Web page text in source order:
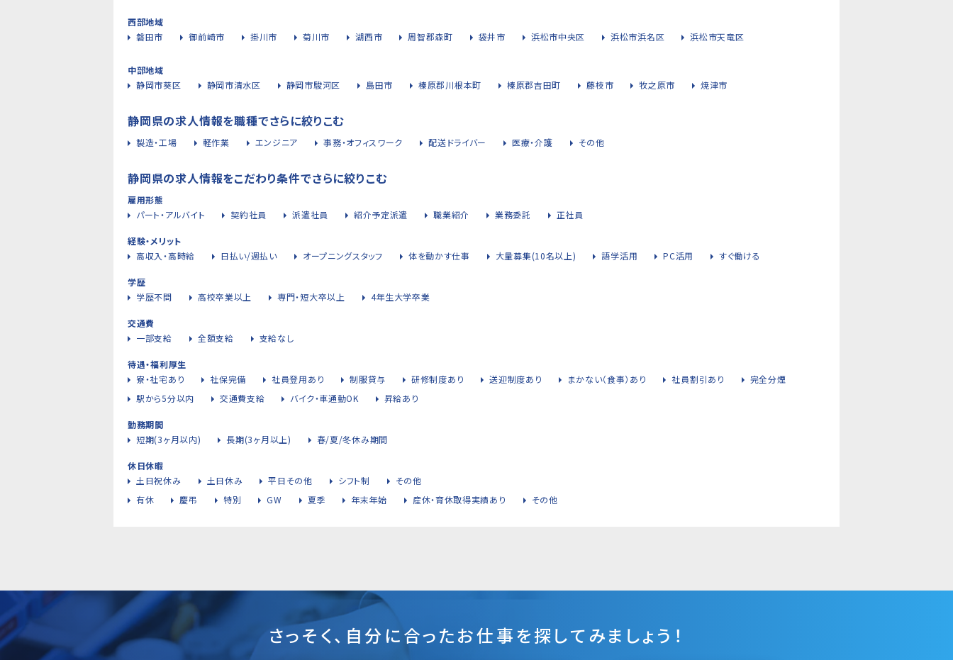
西部地域
磐田市
御前崎市 掛川市 菊川市 湖西市 周智郡森町 袋井市 浜松市中央区 浜松市浜名区 浜松市天竜区
中部地域
静岡市葵区
静岡市清水区 静岡市駿河区 島田市 榛原郡川根本町 榛原郡吉田町 藤枝市 牧之原市 焼津市
静岡県の求人情報を職種でさらに絞りこむ
製造・工場 軽作業 エンジニア 事務・オフィスワーク 配送ドライバー 医療・介護 その他
静岡県の求人情報をこだわり条件でさらに絞りこむ
雇用形態
パート・アルバイト
契約社員 派遣社員 紹介予定派遣 職業紹介 業務委託 正社員
経験・メリット
高収入・高時給
日払い/週払い オープニングスタッフ 体を動かす仕事 大量募集(10名以上) 語学活用 PC活用 すぐ働ける
学歴
学歴不問
高校卒業以上 専門・短大卒以上 4年生大学卒業
交通費
一部支給
全額支給 支給なし
待遇・福利厚生
寮・社宅あり
社保完備 社員登用あり 制服貸与 研修制度あり 送迎制度あり まかない（食事）あり 社員割引あり
完全分煙
駅から5分以内
交通費支給 バイク・車通勤OK 昇給あり
勤務期間
短期(3ヶ月以内)
長期(3ヶ月以上) 春/夏/冬休み期間
休日休暇
土日祝休み
土日休み 平日その他 シフト制
その他
有休
慶弔 特別 GW 夏季 年末年始 産休・育休取得実績あり その他
さっそく、自分に合ったお仕事を探してみましょう！